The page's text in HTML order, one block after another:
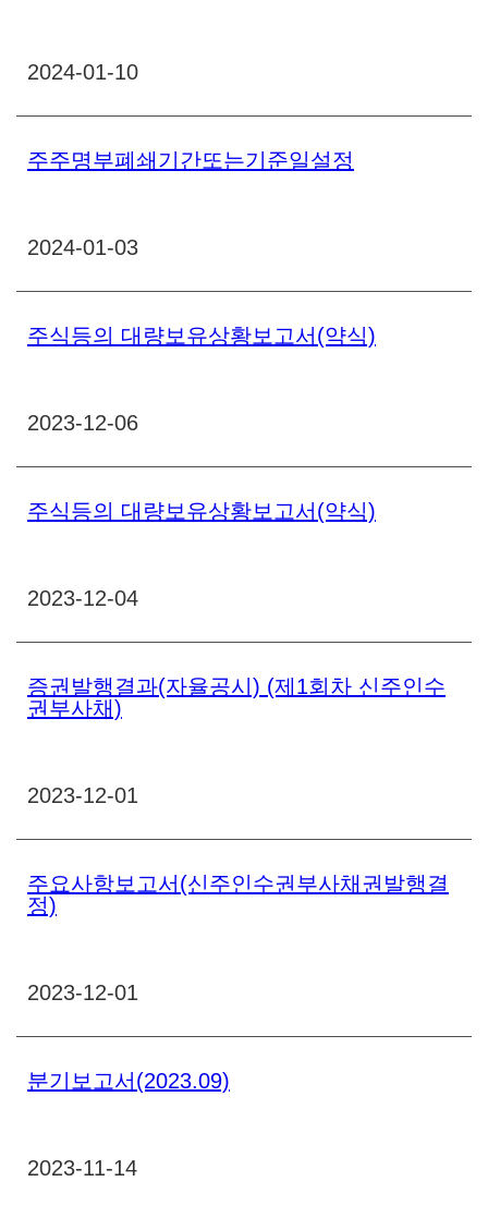
2024-01-10
주주명부폐쇄기간또는기준일설정
2024-01-03
주식등의 대량보유상황보고서(약식)
2023-12-06
주식등의 대량보유상황보고서(약식)
2023-12-04
증권발행결과(자율공시) (제1회차 신주인수
권부사채)
2023-12-01
주요사항보고서(신주인수권부사채권발행결
정)
2023-12-01
분기보고서(2023.09)
2023-11-14